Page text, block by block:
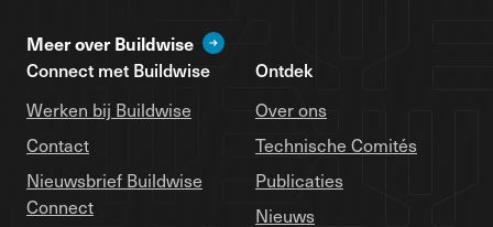
Meer over Buildwise
Connect met Buildwise
Werken bij Buildwise
Contact
Nieuwsbrief Buildwise
Connect
Ontdek
Over ons
Technische Comités
Publicaties
Nieuws